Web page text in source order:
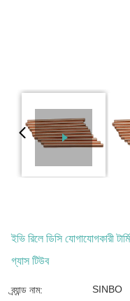
ইভি রিলে ডিসি যোগাযোগকারী
গ্যাস টিউব
ব্র্যান্ড নাম: SINBO